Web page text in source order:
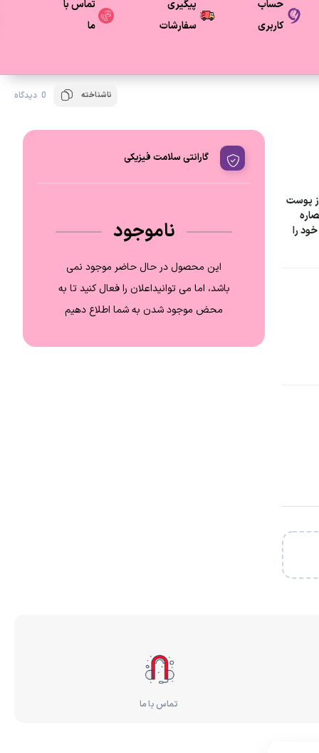
حساب
کاربری
پیگیری
سفارشات
تماس با
ما
ناشناخته 0 دیدگاه
پوست
عصاره
را
گارانتی سلامت فیزیکی
ناموجود
این محصول در حال حاضر موجود نمی
باشد، اما می توانیداعلان را فعال کنید تا به
محض موجود شدن به شما اطلاع دهیم
تماس با ما